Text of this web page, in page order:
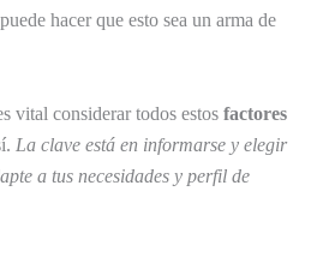
puede hacer que esto sea un arma de
vital considerar todos estos factores
La clave está en informarse y elegir
a tus necesidades y perfil de